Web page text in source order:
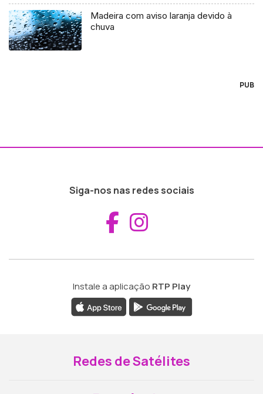
Madeira com aviso laranja devido à
chuva
PUB
Siga-nos nas redes sociais
Aceder ao
Instale a aplicação RTP Play
Redes de Satélites